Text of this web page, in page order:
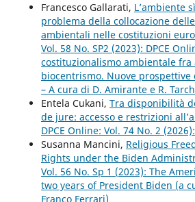
Francesco Gallarati, L’ambiente
problema della collocazione
ambientali nelle costituzioni
Vol. 58 No. SP2 (2023): DPCE
costituzionalismo ambientale
biocentrismo. Nuove
– A cura di D. Amirante e R.
Entela Cukani, Tra disponibilità
de jure: accesso e restrizioni
DPCE Online: Vol. 74 No. 2
Susanna Mancini, Religious
Rights under the Biden
Vol. 56 No. Sp 1 (2023): The
two years of President Biden (a
Franco Ferrari)